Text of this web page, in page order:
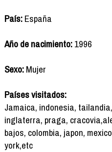
País:España
Año de nacimiento:1996
Sexo:Mujer
Países visitados:
Jamaica, indonesia,
inglaterra, praga,
bajos, colombia, japon,
york,etc